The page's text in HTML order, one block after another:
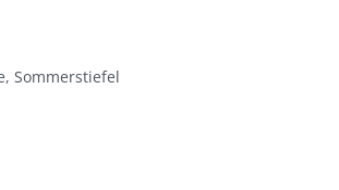
Sommerstiefel